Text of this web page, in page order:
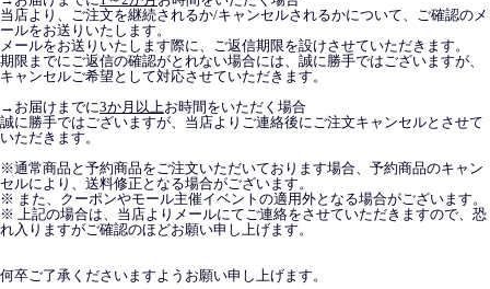
当店より、ご注文を継続されるか/キャンセルされるかについて、ご確認のメ
ールをお送りいたします。
メールをお送りいたします際に、ご返信期限を設けさせていただきます。
期限までにご返信の確認がとれない場合には、誠に勝手ではございますが、
キャンセルご希望として対応させていただきます。
→お届けまでに3か月以上お時間をいただく場合
誠に勝手ではございますが、当店よりご連絡後にご注文キャンセルとさせて
いただきます。
※通常商品と予約商品をご注文いただいております場合、予約商品のキャン
セルにより、送料修正となる場合がございます。
※ また、クーポンやモール主催イベントの適用外となる場合がございます。
※ 上記の場合は、当店よりメールにてご連絡をさせていただきますので、恐
れ入りますがご確認のほどお願い申し上げます。
何卒ご了承くださいますようお願い申し上げます。